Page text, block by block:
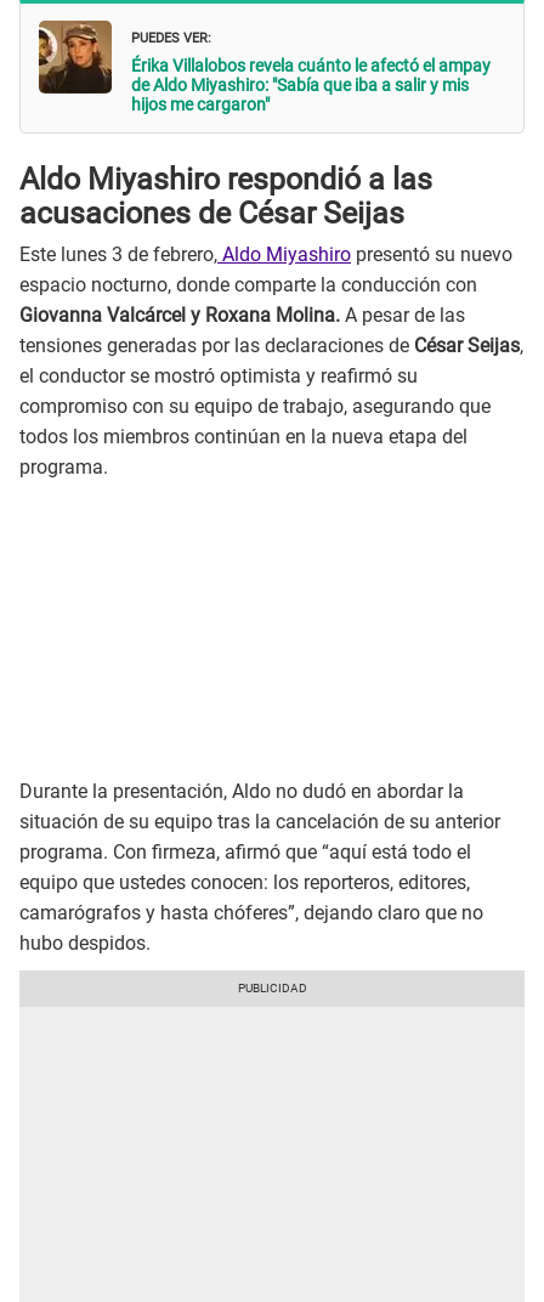
PUEDES VER:
Érika Villalobos revela cuánto le afectó el ampay
de Aldo Miyashiro: "Sabía que iba a salir y mis
hijos me cargaron"
Aldo Miyashiro respondió a las
acusaciones de César Seijas
Este lunes 3 de febrero, Aldo Miyashiro presentó su nuevo
espacio nocturno, donde comparte la conducción con
Giovanna Valcárcel y Roxana Molina. A pesar de las
tensiones generadas por las declaraciones de César Seijas,
el conductor se mostró optimista y reafirmó su
compromiso con su equipo de trabajo, asegurando que
todos los miembros continúan en la nueva etapa del
programa.
Durante la presentación, Aldo no dudó en abordar la
situación de su equipo tras la cancelación de su anterior
programa. Con firmeza, afirmó que “aquí está todo el
equipo que ustedes conocen: los reporteros, editores,
camarógrafos y hasta chóferes”, dejando claro que no
hubo despidos.